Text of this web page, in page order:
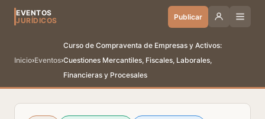
EVENTOS
JURÍDICOS
Publicar
Inicio›Eventos›
Curso de Compraventa de Empresas y Activos:
Cuestiones Mercantiles, Fiscales, Laborales,
Financieras y Procesales